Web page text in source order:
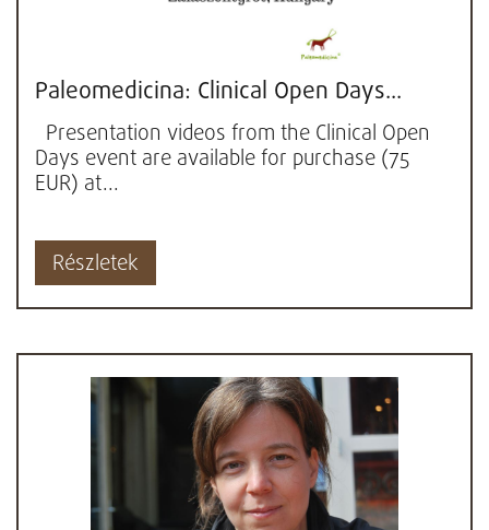
Paleomedicina: Clinical Open Days...
Presentation videos from the Clinical Open
Days event are available for purchase (75
EUR) at...
Részletek